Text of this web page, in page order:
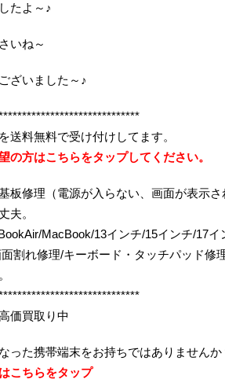
たよ～♪
いね～
ざいました～♪
送料無料で受け付けしてます。
の方はこちらをタップしてください。
板修理（電源が入らない、画面が表示
夫。
MacBook/13インチ/15インチ/17イ
割れ修理/キーボード・タッチパッド修
価買取り中
った携帯端末をお持ちではありませんか
こちらをタップ